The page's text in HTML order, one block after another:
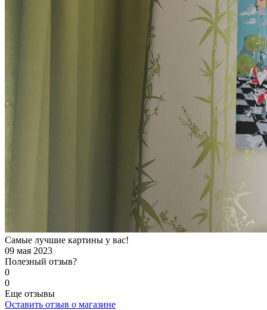
Самые лучшие картины у вас!
09 мая 2023
Полезный отзыв?
0
0
Еще отзывы
Оставить отзыв о магазине